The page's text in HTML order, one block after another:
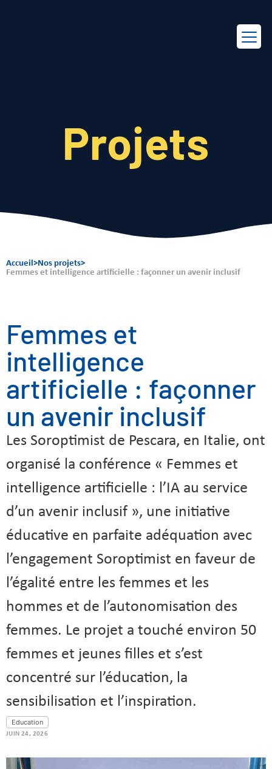
Projets
Accueil>Nos projets>
Femmes et intelligence artificielle : façonner un avenir inclusif
Femmes et
intelligence
artificielle : façonner
un avenir inclusif
Les Soroptimist de Pescara, en Italie, ont
organisé la conférence « Femmes et
intelligence artificielle : l’IA au service
d’un avenir inclusif », une initiative
éducative en parfaite adéquation avec
l’engagement Soroptimist en faveur de
l’égalité entre les femmes et les
hommes et de l’autonomisation des
femmes. Le projet a touché environ 50
femmes et jeunes filles et s’est
concentré sur l’éducation, la
sensibilisation et l’inspiration.
Education
JUIN 24, 2026